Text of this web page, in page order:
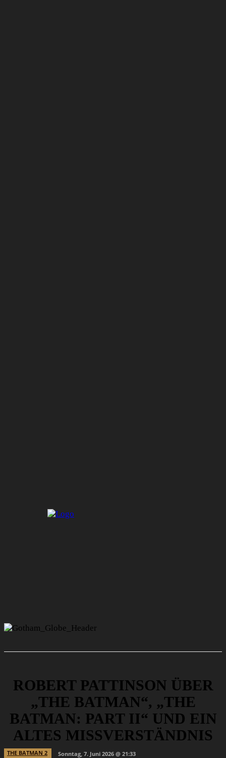
ROBERT PATTINSON ÜBER
„THE BATMAN“, „THE
BATMAN: PART II“ UND EIN
ALTES MISSVERSTÄNDNIS
THE BATMAN 2 Sonntag, 7. Juni 2026 @ 21:33